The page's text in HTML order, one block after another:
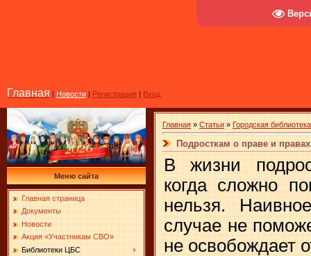
Главная | Новости | Регистрация | Вход
Меню сайта
Главная страница
Документы
Новости
Акция «Участникам СВО»
Библиотеки ЦБС
Главная » Статьи » Городская
Подросткам о праве и правах
В жизни
когда сложно
нельзя.
случае не
не освобождает